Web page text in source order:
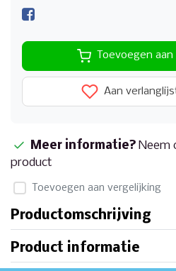
Toevoegen
Aan
Meer informatie? Neem
product
Toevoegen aan vergelijking
Productomschrijving
Product informatie